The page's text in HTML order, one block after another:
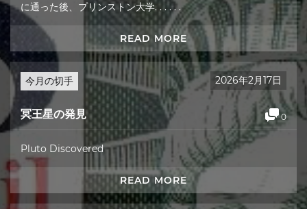
に通った後、プリンストン大学. . . . . .
READ MORE
今月の切手 2026年2月17日
冥王星の発見 0
Pluto Discovered
READ MORE